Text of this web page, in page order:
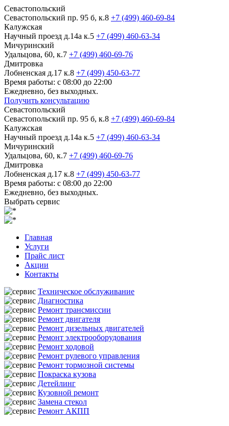
Севастопольский
Севастопольский пр. 95 б, к.8 +7 (499) 460-69-84
Калужская
Научный проезд д.14а к.5 +7 (499) 460-63-34
Мичуринский
Удальцова, 60, к.7 +7 (499) 460-69-76
Дмитровка
Лобненская д.17 к.8 +7 (499) 450-63-77
Время работы: с 08:00 до 22:00
Ежедневно, без выходных.
Получить консультацию
Севастопольский
Севастопольский пр. 95 б, к.8 +7 (499) 460-69-84
Калужская
Научный проезд д.14а к.5 +7 (499) 460-63-34
Мичуринский
Удальцова, 60, к.7 +7 (499) 460-69-76
Дмитровка
Лобненская д.17 к.8 +7 (499) 450-63-77
Время работы: с 08:00 до 22:00
Ежедневно, без выходных.
Выбрать сервис
Главная
Услуги
Прайс лист
Акции
Контакты
Техническое обслуживание
Диагностика
Ремонт трансмиссии
Ремонт двигателя
Ремонт дизельных двигателей
Ремонт электрооборудования
Ремонт ходовой
Ремонт рулевого управления
Ремонт тормозной системы
Покраска кузова
Детейлинг
Кузовной ремонт
Замена стекол
Ремонт АКПП